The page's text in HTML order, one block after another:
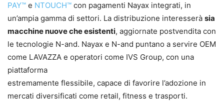
PAY™ e NTOUCH™ con pagamenti Nayax integrati, in
un’ampia gamma di settori. La distribuzione interesserà sia
macchine nuove che esistenti, aggiornate postvendita con
le tecnologie N-and. Nayax e N-and puntano a servire OEM
come LAVAZZA e operatori come IVS Group, con una
piattaforma
estremamente flessibile, capace di favorire l’adozione in
mercati diversificati come retail, fitness e trasporti.